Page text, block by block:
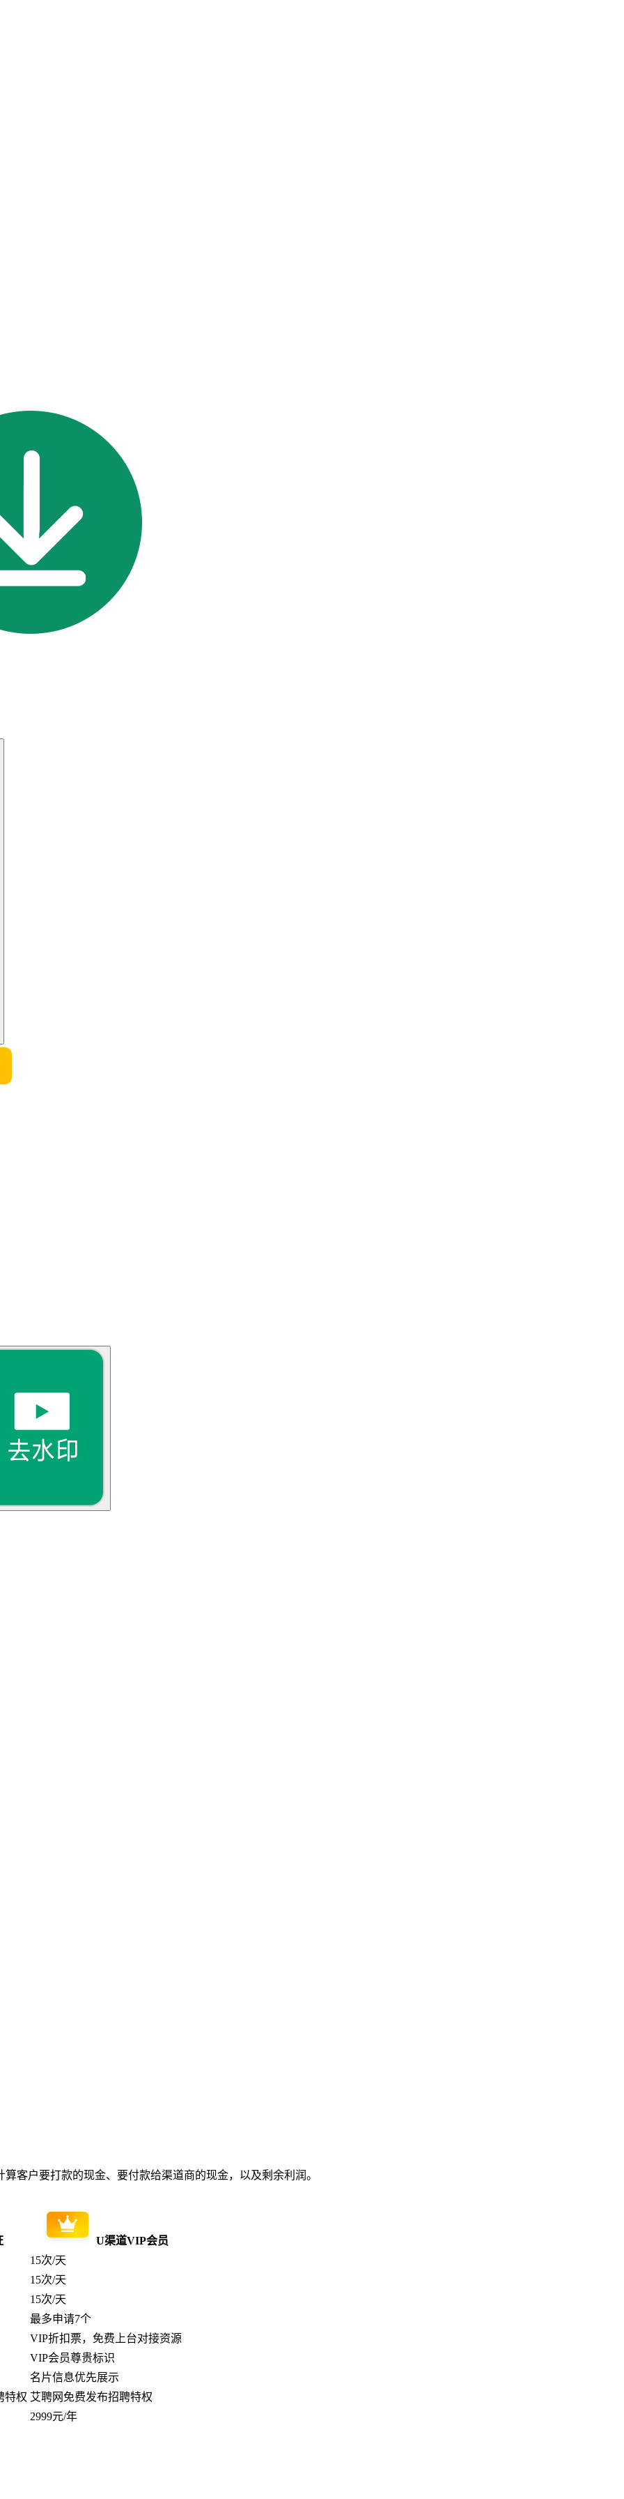
客户要打款的现金、要付款给渠道商的现金，以及剩余利润。
U渠道VIP会员
15次/天
15次/天
15次/天
最多申请7个
VIP折扣票，免费上台对接资源
VIP会员尊贵标识
名片信息优先展示
特权 艾聘网免费发布招聘特权
2999元/年